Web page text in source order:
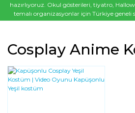
hazırlıyoruz. Okul gösterileri, tiyatro,
temalı organizasyonlar için Türkiye geneli
Cosplay Anime